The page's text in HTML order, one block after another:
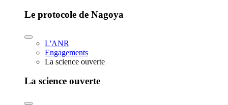
Le protocole de Nagoya
L'ANR
Engagements
La science ouverte
La science ouverte